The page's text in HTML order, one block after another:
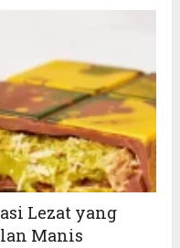
Lezat yang
Manis